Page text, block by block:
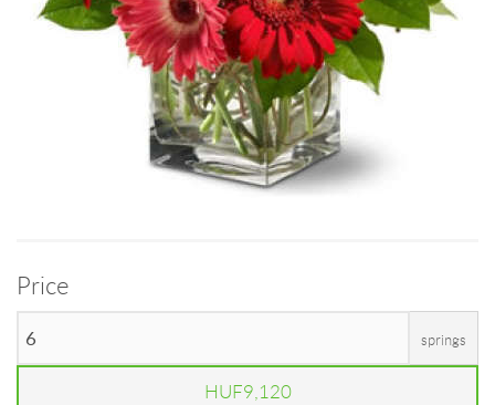
Price
springs
HUF9,120